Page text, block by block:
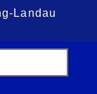
Landau